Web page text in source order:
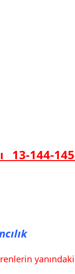
144-
yanındaki (